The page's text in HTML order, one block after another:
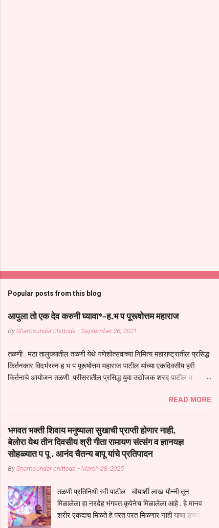
Popular posts from this blog
आपुला तो एक देव करुनी घ्यावा*-ह.भ प पूरूषोत्तम महाराज
ByShamsundar chittoda -September 26, 2021
तळणी : मंठा तालुक्यातील तळणी येथे गणेशोत्सवाच्या निमित्य महाराष्ट्रातील प्रसिद्ध
किर्तनकार विदर्भरत्न ह भ प पूरूषोत्तम महाराज पाटील यांच्या एकदिवसीय हरी
किर्तनाचे आयोजन तळणी परीसरातील प्रसिद्ध युवा उद्योजक शरद पाटील व
तुकाराम महाराज यांच्या *आपुला तो एक देव करुनी घ्यावा* *तेणे विन जिवा सुख
नोहे* *येरती माईक दुःखाची जनीती* *नाही आदी अंती अवसान* या अभंगावर
सुंदर निरूपण केले सध्य स्थितीचा काळ हा मानव जातीच्या परीक्षेचा काळ आहे
धर्ममंडपात बसलेली लोक ही खरच भाग्यवान आहेत कोरोना सारख्या महामारीत आपंण
जिवंत आहोत या महामारीतून जर आपल्याला वाचायचे असेल तर धार्मीक विचाराचा
आधार आपल्याला घ्यावाच लागेल महामारीच्या काळात वारकरी सप्रदायच खूप मोठा
आधार आहे सध्य स्थितीत मानव जातीची मानसीक अवस्था सक्षम असणे गरजेचे आहे
सगळ्याना करून दीली आहे मनुष्याच्या आयुष्यातील नामसाधना ही त्याच्यासाठी खूप
मोठा आधार असते परतू आज काल तीच साधना करण्याचा आळस आ...
READ MORE
भगवत भक्ती शिवाय मनुष्याला सुखाची प्राप्ती होणार नाही,
बेलोरा येथ तीन दिवसीय श्री गीता रामायण संत्संग व ज्ञानयज्ञ
सोहळ्यात प पू . आनंद चैतन्य बापू यांचे प्रतिपादन
ByShamsundar chittoda -March 28, 2025
तळणी प्रतिनिधी रवी पाटील चौयार्शी लाख यौन्नी तून
मिळालेला हा नरदेह भंगवत कृपेनेच मिळालेला आहे . हे मानव
शरीर एकदाच मिळते हे परत परत मिळणार नाही याचा उपयोग